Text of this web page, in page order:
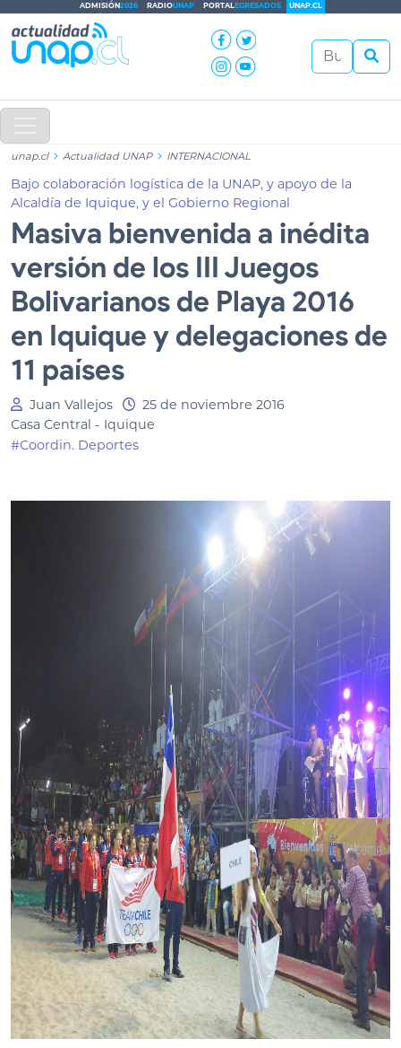
ADMISIÓN2026 RADIOUNAP PORTALEGRESADOS UNAP.CL
unap.cl Actualidad UNAP INTERNACIONAL
Bajo colaboración logística de la UNAP, y apoyo de la
Alcaldía de Iquique, y el Gobierno Regional
Masiva bienvenida a inédita
versión de los III Juegos
Bolivarianos de Playa 2016
en Iquique y delegaciones de
11 países
Juan Vallejos
25 de noviembre 2016
Casa Central - Iquique
#Coordin. Deportes